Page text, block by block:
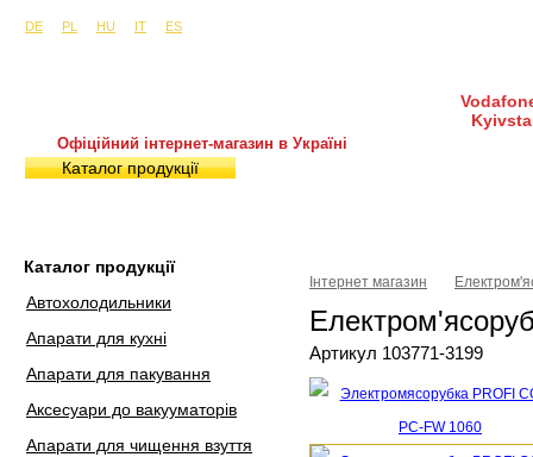
DE
PL HU IT ES
Офіційний інтернет-магазин в Україні
Каталог продукції
Каталог продукції
Автохолодильники
Апарати для кухні
Апарати для пакування
Аксесуари до вакууматорів
Апарати для чищення взуття
Інтернет магазин
Артикул 103771-3199